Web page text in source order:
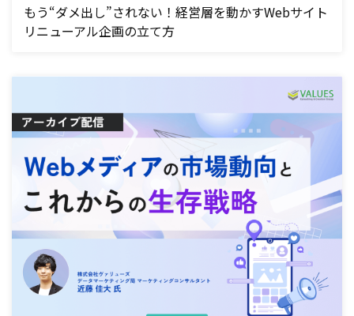
もう“ダメ出し”されない！経営層を動かすWebサイト
リニューアル企画の立て方